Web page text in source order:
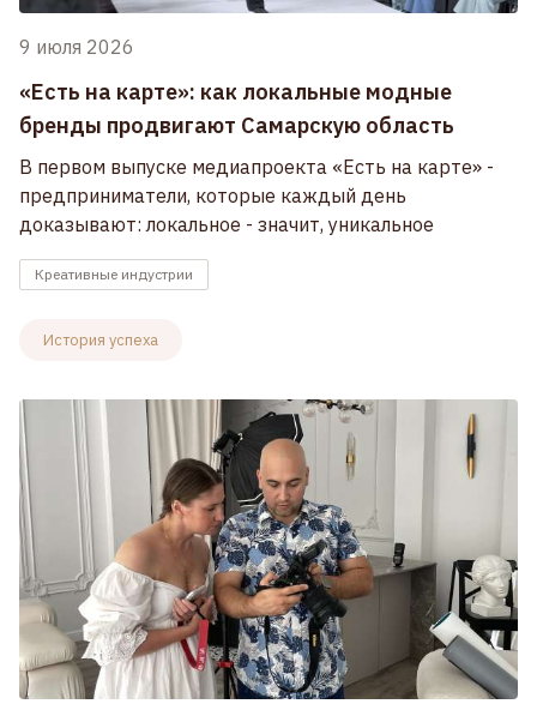
9 июля 2026
«Есть на карте»: как локальные модные
бренды продвигают Самарскую область
В первом выпуске медиапроекта «Есть на карте» -
предприниматели, которые каждый день
доказывают: локальное - значит, уникальное
Креативные индустрии
История успеха